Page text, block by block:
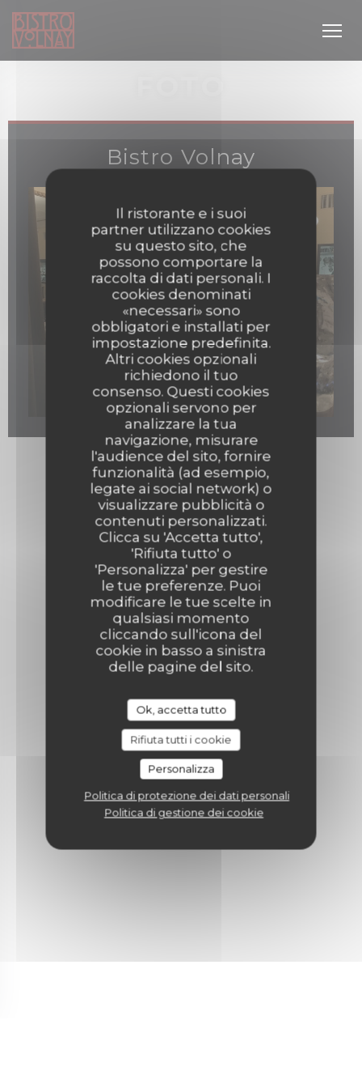
Il ristorante e i suoi
partner utilizzano cookies
su questo sito, che
possono comportare la
raccolta di dati personali. I
cookies denominati
«necessari» sono
obbligatori e installati per
impostazione predefinita.
Altri cookies opzionali
richiedono il tuo
consenso. Questi cookies
opzionali servono per
analizzare la tua
navigazione, misurare
l'audience del sito, fornire
funzionalità (ad esempio,
legate ai social network) o
visualizzare pubblicità o
contenuti personalizzati.
Clicca su 'Accetta tutto',
'Rifiuta tutto' o
'Personalizza' per gestire
le tue preferenze. Puoi
modificare le tue scelte in
qualsiasi momento
cliccando sull'icona del
cookie in basso a sinistra
delle pagine del sito.
Ok, accetta tutto
Rifiuta tutti i cookie
Personalizza
Politica di protezione dei dati personali
Politica di gestione dei cookie
Bistro Volnay